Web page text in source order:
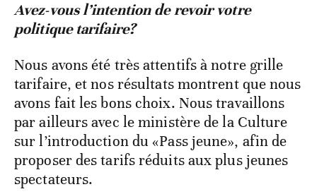
Avez-vous l’intention de revoir votre
politique tarifaire?
Nous avons été très attentifs à notre grille
tarifaire, et nos résultats montrent que nous
avons fait les bons choix. Nous travaillons
par ailleurs avec le ministère de la Culture
sur l’introduction du «Pass jeune», afin de
proposer des tarifs réduits aux plus jeunes
spectateurs.